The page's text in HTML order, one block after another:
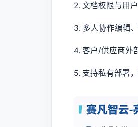
2. 文档权限与用
3. 多人协作编辑
4. 客户/供应商外
5. 支持私有部署